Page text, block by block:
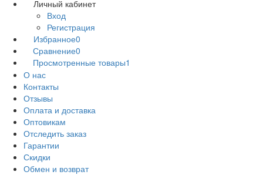
Личный кабинет
Вход
Регистрация
Избранное0
Сравнение0
Просмотренные товары1
О нас
Контакты
Отзывы
Оплата и доставка
Оптовикам
Отследить заказ
Гарантии
Скидки
Обмен и возврат